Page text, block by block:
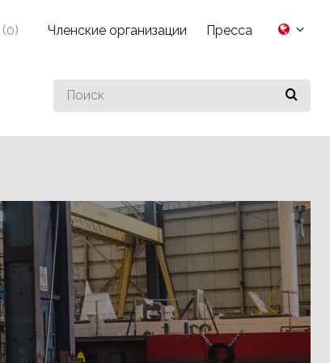
Search
for
(0) Членские организации Пресса